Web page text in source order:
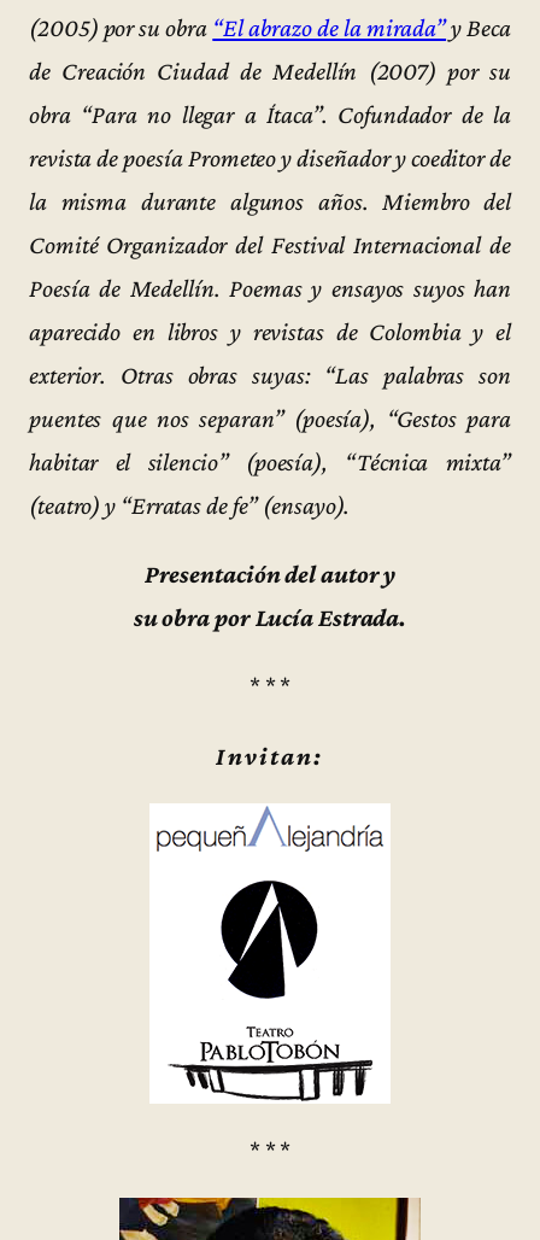
(2005) por su obra “El abrazo de la mirada”y Beca
de Creación Ciudad de Medellín (2007) por su
obra “Para no llegar a Ítaca”. Cofundador de la
revista de poesía Prometeo y diseñador y coeditor de
la misma durante algunos años. Miembro del
Comité Organizador del Festival Internacional de
Poesía de Medellín. Poemas y ensayos suyos han
aparecido en libros y revistas de Colombia y el
exterior. Otras obras suyas: “Las palabras son
puentes que nos separan” (poesía), “Gestos para
habitar el silencio” (poesía), “Técnica mixta”
(teatro) y “Erratas de fe” (ensayo).
Presentación del autor y
su obra por Lucía Estrada.
* * *
Invitan:
* * *